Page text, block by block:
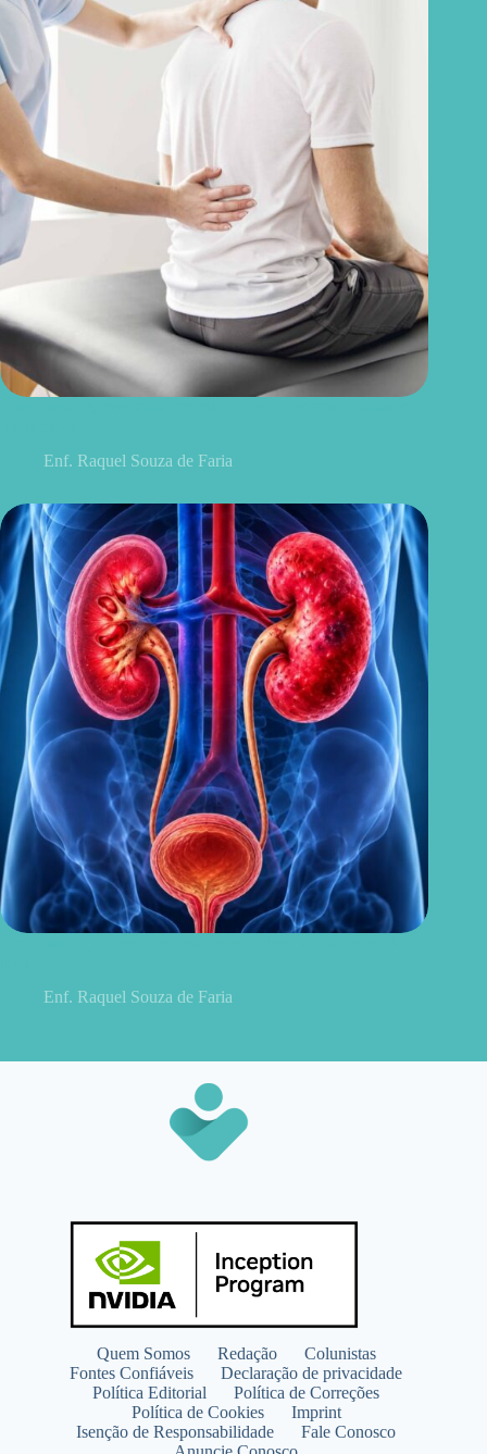
Enf. Raquel Souza de Faria
Enf. Raquel Souza de Faria
Quem Somos Redação
Colunistas
Fontes Confiáveis
Declaração de privacidade
Política Editorial
Política de Correções
Política de Cookies
Imprint
Isenção de Responsabilidade
Fale Conosco